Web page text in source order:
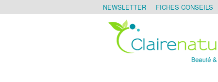
NEWSLETTER FICHES CONSEILS